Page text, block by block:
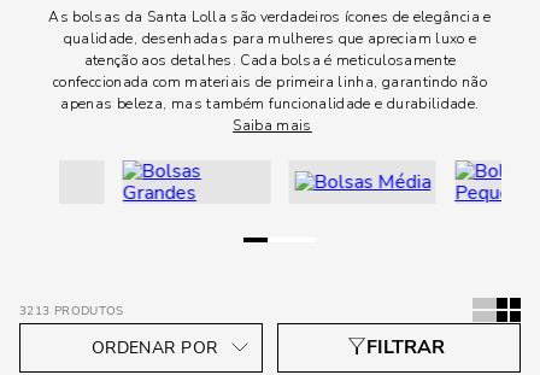
As bolsas da Santa Lolla são verdadeiros ícones de elegância e
qualidade, desenhadas para mulheres que apreciam luxo e
atenção aos detalhes. Cada bolsa é meticulosamente
confeccionada com materiais de primeira linha, garantindo não
apenas beleza, mas também funcionalidade e durabilidade.
Saiba mais
3213 PRODUTOS